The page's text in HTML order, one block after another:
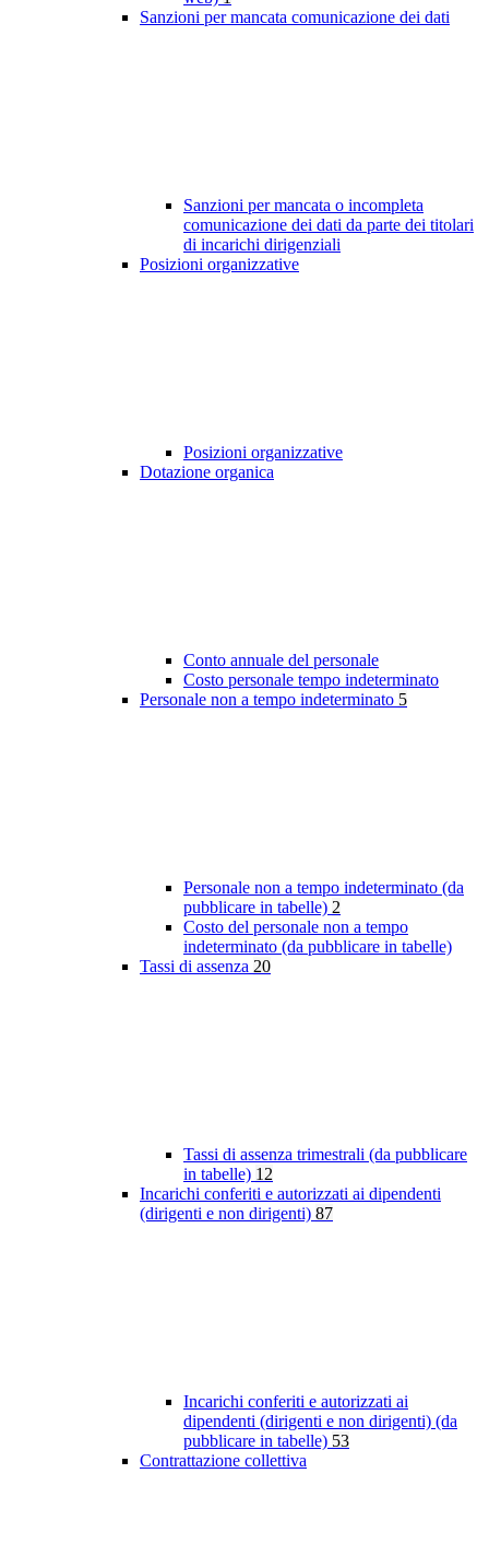
Sanzioni per mancata comunicazione dei dati
Sanzioni per mancata o incompleta
comunicazione dei dati da parte dei titolari
di incarichi dirigenziali
Posizioni organizzative
Posizioni organizzative
Dotazione organica
Conto annuale del personale
Costo personale tempo indeterminato
Personale non a tempo indeterminato 5
Personale non a tempo indeterminato (da
pubblicare in tabelle) 2
Costo del personale non a tempo
indeterminato (da pubblicare in tabelle)
Tassi di assenza 20
Tassi di assenza trimestrali (da pubblicare
in tabelle) 12
Incarichi conferiti e autorizzati ai dipendenti
(dirigenti e non dirigenti) 87
Incarichi conferiti e autorizzati ai
dipendenti (dirigenti e non dirigenti) (da
pubblicare in tabelle) 53
Contrattazione collettiva